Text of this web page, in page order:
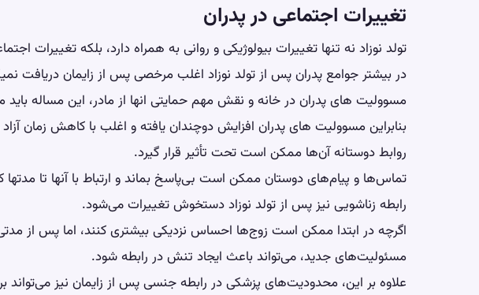
تغییرات اجتماعی در پدران
تولد نوزاد نه تنها تغییرات بیولوژیکی و روانی به همراه دارد، بلکه تغییرات
در بیشتر جوامع پدران پس از تولد نوزاد اغلب مرخصی پس از زایمان دریافت
مسوولیت های پدران در خانه و نقش مهم حمایتی انها از مادر، این مساله باید
بنابراین مسوولیت های پدران افزایش دوچندان یافته و اغلب با کاهش زمان
روابط دوستانه آن‌ها ممکن است تحت تأثیر قرار گیرد.
تماس‌ها و پیام‌های دوستان ممکن است بی‌پاسخ بماند و ارتباط با آنها تا
رابطه زناشویی نیز پس از تولد نوزاد دستخوش تغییرات می‌شود.
اگرچه در ابتدا ممکن است زوج‌ها احساس نزدیکی بیشتری کنند، اما پس از
مسئولیت‌های جدید، می‌تواند باعث ایجاد تنش در رابطه شود.
علاوه بر این، محدودیت‌های پزشکی در رابطه جنسی پس از زایمان نیز می‌تواند بر